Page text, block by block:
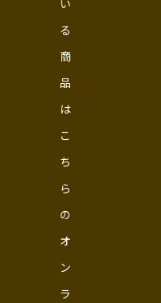
い
る
商
品
は
こ
ち
ら
の
オ
ン
ラ